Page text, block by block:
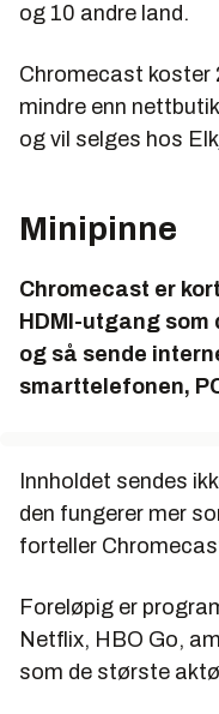
og 10 andre land.
Chromecast koster
mindre enn
og vil selges hos
Minipinne
Chromecast er
HDMI-utgang
og så sende
smarttelefonen,
Innholdet sendes
den fungerer mer
forteller
Foreløpig er
Netflix, HBO Go,
som de største